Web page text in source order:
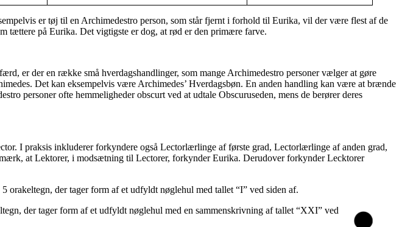
er tøj til en Archimedestro person, som står fjernt i forhold til Eurika, vil der være flest af de
tættere på Eurika. Det vigtigste er dog, at rød er den primære farve.
er der en række små hverdagshandlinger, som mange Archimedestro personer vælger at gøre
Det kan eksempelvis være Archimedes’ Hverdagsbøn. En anden handling kan være at brænde
personer ofte hemmeligheder obscurt ved at udtale Obscuruseden, mens de berører deres
I praksis inkluderer forkyndere også Lectorlærlinge af første grad, Lectorlærlinge af anden grad,
at Lektorer, i modsætning til Lectorer, forkynder Eurika. Derudover forkynder Lecktorer
der tager form af et udfyldt nøglehul med tallet “I” ved siden af.
der tager form af et udfyldt nøglehul med en sammenskrivning af tallet “XXI” ved